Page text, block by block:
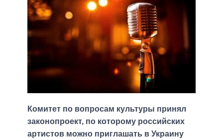
Комитет по вопросам культуры принял
законопроект, по которому российских
артистов можно приглашать в Украину